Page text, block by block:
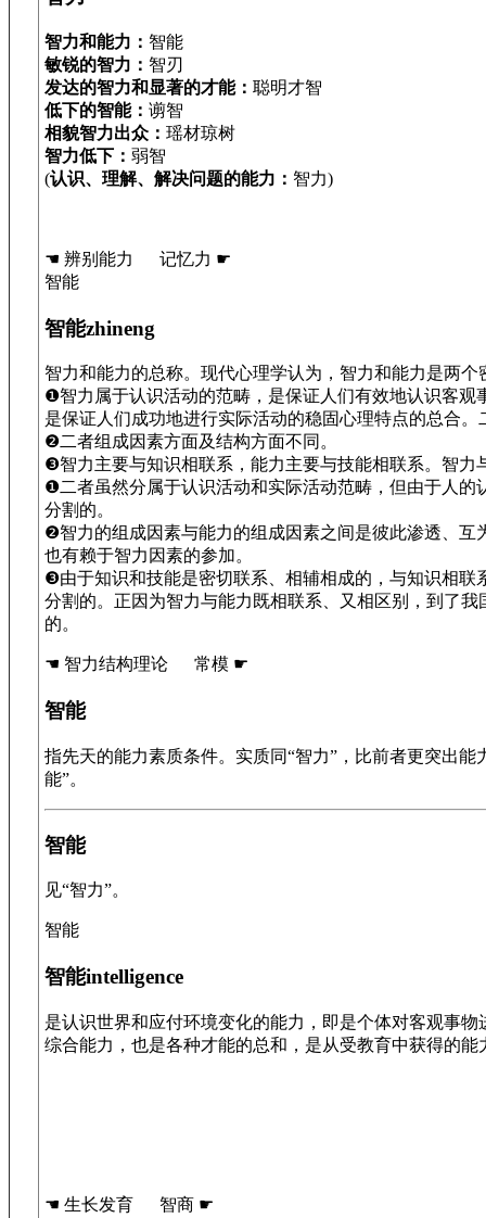
智力和能力： 智能
敏锐的智力： 智刃
发达的智力和显著的才能： 聪明才智
低下的智能： 谫智
相貌智力出众： 瑶材琼树
智力低下： 弱智
(认识、理解、解决问题的能力： 智力)
☚ 辨别能力 记忆力 ☛
智能
智能zhineng
智力和能力的总称。现代心理学认为，智力和能力是两
❶智力属于认识活动的范畴，是保证人们有效地认识客
是保证人们成功地进行实际活动的稳固心理特点的总合。
❷二者组成因素方面及结构方面不同。
❸智力主要与知识相联系，能力主要与技能相联系。智力
❶二者虽然分属于认识活动和实际活动范畴，但由于人
分割的。
❷智力的组成因素与能力的组成因素之间是彼此渗透、
也有赖于智力因素的参加。
❸由于知识和技能是密切联系、相辅相成的，与知识相
分割的。正因为智力与能力既相联系、又相区别，到了
的。
☚ 智力结构理论 常模 ☛
智能
指先天的能力素质条件。实质同“智力”，比前者更突出
能”。
智能
见“智力”。
智能
智能intelligence
是认识世界和应付环境变化的能力，即是个体对客观事
综合能力，也是各种才能的总和，是从受教育中获得的能
☚ 生长发育 智商 ☛